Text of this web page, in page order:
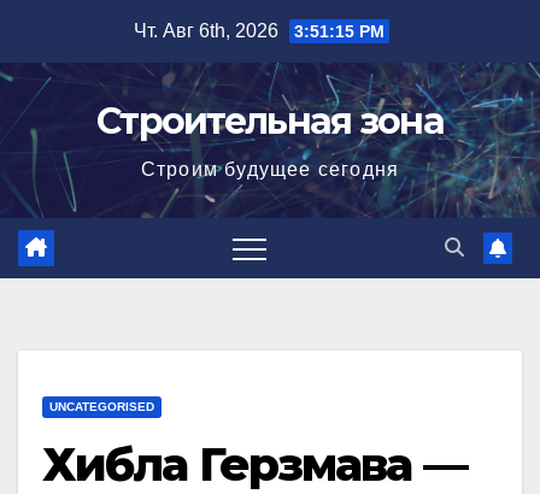
содержимому
Чт. Авг 6th, 2026 3:51:16 PM
Строительная зона
Строим будущее сегодня
UNCATEGORISED
Хибла Герзмава —